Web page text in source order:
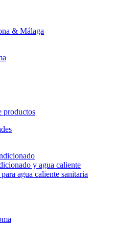
& Málaga
productos
y agua caliente
agua caliente sanitaria